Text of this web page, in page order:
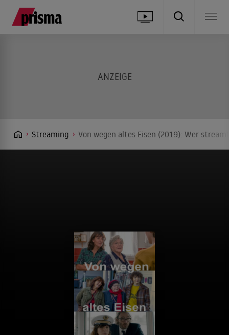
Streaming Von wegen altes Eisen (2019): Wer